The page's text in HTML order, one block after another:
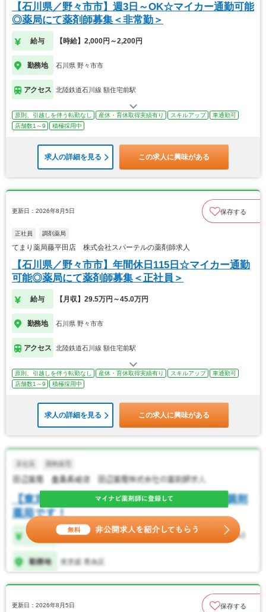
【石川県／野々市市】週3日～OK☆マイカー通勤可能
◎薬局にて薬剤師募集＜非常勤＞
給与 【時給】2,000円～2,200円
勤務地 石川県 野々市市
アクセス 北陸鉄道石川線 額住宅前駅
原則、引越しを伴う転勤なし 産休・育休取得実績有り スキルアップ
車通勤可
店舗数1～9
積極採用中
求人の詳細を見る この求人に興味がある
更新日：2026年8月5日 保存する
正社員 調剤薬局
てまり薬局藤平田店 株式会社スパーテルの薬剤師求人
【石川県／野々市市】年間休日115日☆マイカー通勤
可能◎薬局にて薬剤師募集＜正社員＞
給与 【月収】29.5万円～45.0万円
勤務地 石川県 野々市市
アクセス 北陸鉄道石川線 額住宅前駅
原則、引越しを伴う転勤なし 産休・育休取得実績有り スキルアップ
車通勤可
店舗数1～9
積極採用中
求人の詳細を見る この求人に興味がある
更新日：2026年8月5日 保存する